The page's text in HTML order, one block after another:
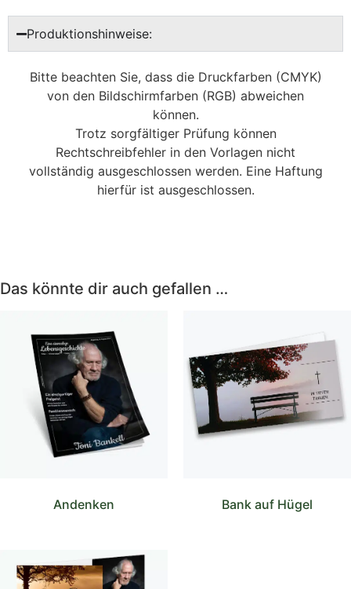
Produktionshinweise:
Bitte beachten Sie, dass die Druckfarben (CMYK)
von den Bildschirmfarben (RGB) abweichen
können.
Trotz sorgfältiger Prüfung können
Rechtschreibfehler in den Vorlagen nicht
vollständig ausgeschlossen werden. Eine Haftung
hierfür ist ausgeschlossen.
Das könnte dir auch gefallen …
Andenken Bank auf Hügel